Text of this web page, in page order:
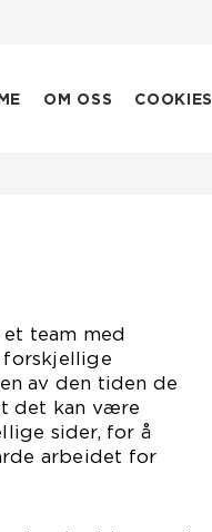
OM OSS COOKIES
team med
forskjellige
av den tiden de
det kan være
sider, for å
arbeidet for